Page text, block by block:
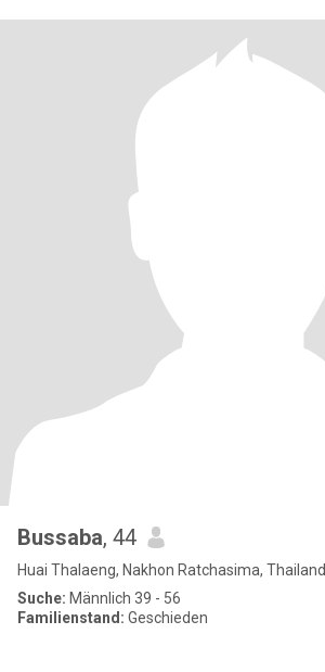
Bussaba, 44
Huai Thalaeng, Nakhon Ratchasima, Thailand
Suche: Männlich 39 - 56
Familienstand: Geschieden